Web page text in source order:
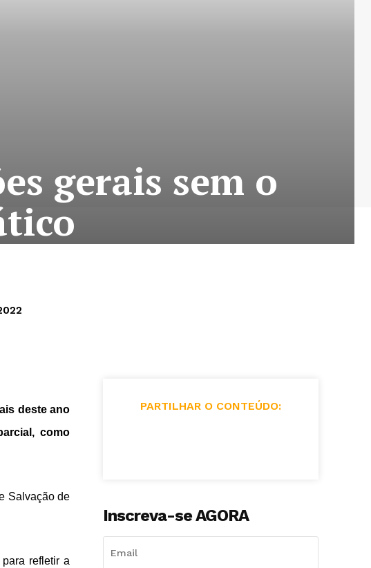
gerais sem o
deste ano
como
Salvação de
refletir a
PARTILHAR O CONTEÚDO:
Inscreva-se AGORA